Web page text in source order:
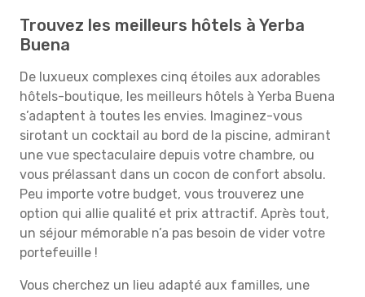
Trouvez les meilleurs hôtels à Yerba
Buena
De luxueux complexes cinq étoiles aux adorables
hôtels-boutique, les meilleurs hôtels à Yerba Buena
s’adaptent à toutes les envies. Imaginez-vous
sirotant un cocktail au bord de la piscine, admirant
une vue spectaculaire depuis votre chambre, ou
vous prélassant dans un cocon de confort absolu.
Peu importe votre budget, vous trouverez une
option qui allie qualité et prix attractif. Après tout,
un séjour mémorable n’a pas besoin de vider votre
portefeuille !
Vous cherchez un lieu adapté aux familles, une